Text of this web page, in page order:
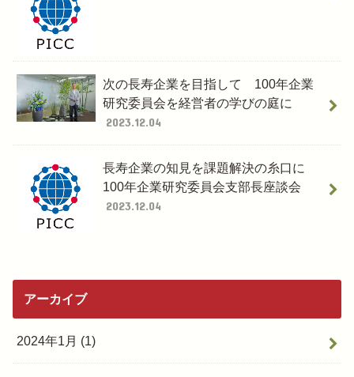
次の長寿企業を目指して 100年企業
研究委員会を経営者の学びの庭に
2023.12.04
長寿企業の知見を課題解決の糸口に
100年企業研究委員会支部長座談会
2023.12.04
アーカイブ
2024年1月 (1)